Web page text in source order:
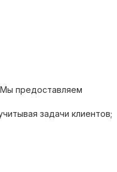
предоставляем
задачи клиентов;